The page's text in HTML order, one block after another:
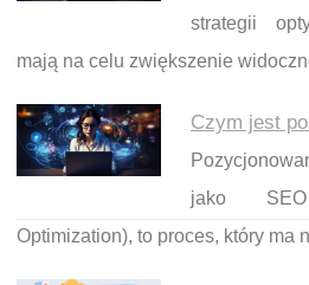
strategii
mają na celu zwiększenie
Czym jest
jako
Optimization), to proces, który ma
Nawigacja wpisu